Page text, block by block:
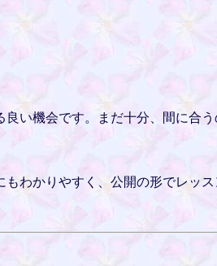
い機会です。まだ十分、間に合
わかりやすく、公開の形でレッス